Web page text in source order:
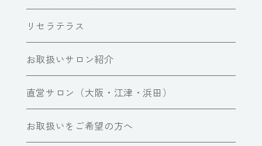
リセラテラス
お取扱いサロン紹介
直営サロン（大阪・江津・浜田）
お取扱いをご希望の方へ